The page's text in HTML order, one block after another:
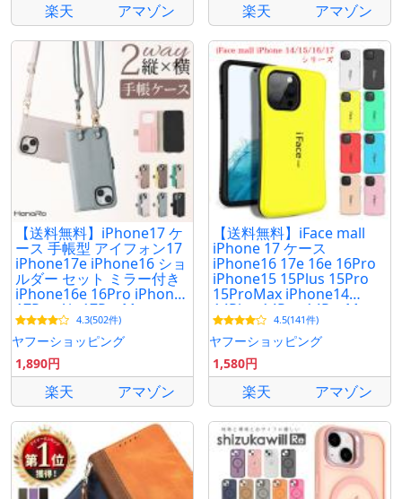
楽天 アマゾン 楽天 アマゾン
【送料無料】iPhone17 ケ
ース 手帳型 アイフォン17
iPhone17e iPhone16 ショ
ルダー セット ミラー付き
iPhone16e 16Pro iPhone
17Pro Air 17ProMax スマ
ホケース スマホ
4.3(502件)
ヤフーショッピング
1,890円
楽天 アマゾン
【送料無料】iFace mall
iPhone 17 ケース
iPhone16 17e 16e 16Pro
iPhone15 15Plus 15Pro
15ProMax iPhone14
14Plus 14Pro 14ProMax
ケース アイフォン17 カバ
ー 携帯ケース
4.5(141件)
ヤフーショッピング
1,580円
楽天 アマゾン